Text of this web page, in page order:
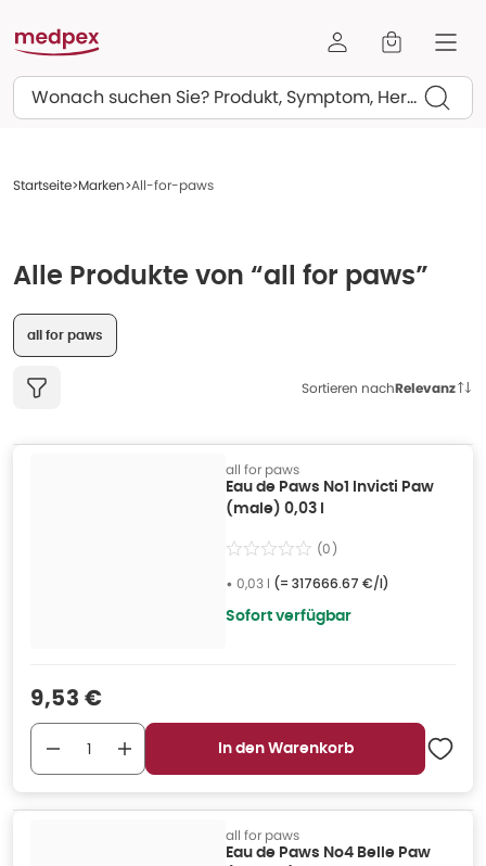
Suchen
Startseite Marken All-for-paws
Alle Produkte von “all for paws”
all for paws
Sortieren nachRelevanz
all for paws
Eau de Paws No1 Invicti Paw
(male) 0,03 l
(0)
• 0,03 l (= 317666.67 €/l)
Sofort verfügbar
Verkaufspreis
9,53 €
In den Warenkorb
all for paws
Eau de Paws No4 Belle Paw